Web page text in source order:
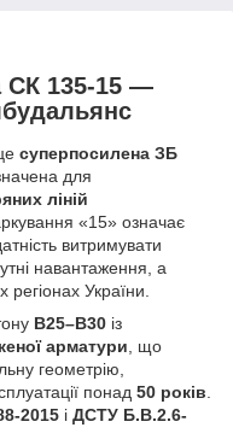
СК 135-15 —
суперпосилена ЗБ
для
ліній
«15» означає
витримувати
навантаження, а
регіонах України.
В25–В30 із
арматури, що
геометрію,
понад 50 років.
2015 і ДСТУ Б.В.2.6-